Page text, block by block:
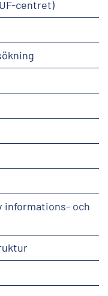
centret)
informations- och